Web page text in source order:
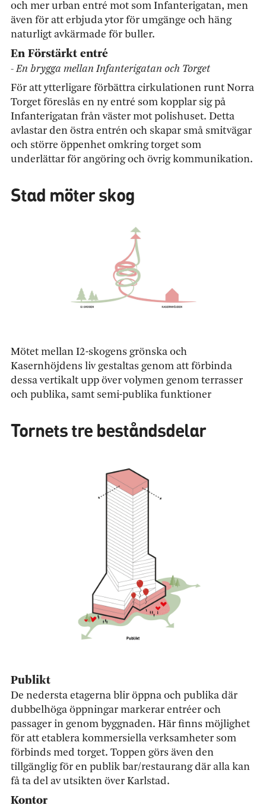
och mer urban entré mot som Infanterigatan, men
även för att erbjuda ytor för umgänge och häng
naturligt avkärmade för buller.
En Förstärkt entré
- En brygga mellan Infanterigatan och Torget
För att ytterligare förbättra cirkulationen runt Norra
Torget föreslås en ny entré som kopplar sig på
Infanterigatan från väster mot polishuset. Detta
avlastar den östra entrén och skapar små smitvägar
och större öppenhet omkring torget som
underlättar för angöring och övrig kommunikation.
Stad möter skog
Mötet mellan I2-skogens grönska och
Kasernhöjdens liv gestaltas genom att förbinda
dessa vertikalt upp över volymen genom terrasser
och publika, samt semi-publika funktioner
Tornets tre beståndsdelar
Publikt
De nedersta etagerna blir öppna och publika där
dubbelhöga öppningar markerar entréer och
passager in genom byggnaden. Här finns möjlighet
för att etablera kommersiella verksamheter som
förbinds med torget. Toppen görs även den
tillgänglig för en publik bar/restaurang där alla kan
få ta del av utsikten över Karlstad.
Kontor